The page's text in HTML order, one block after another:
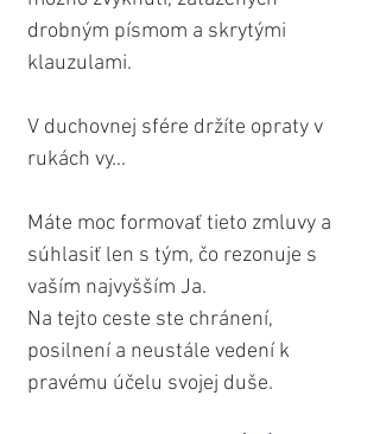
drobným písmom a skrytými
klauzulami.
V duchovnej sfére držíte opraty v
rukách vy...
Máte moc formovať tieto zmluvy a
súhlasiť len s tým, čo rezonuje s
vaším najvyšším Ja.
Na tejto ceste ste chránení,
posilnení a neustále vedení k
pravému účelu svojej duše.